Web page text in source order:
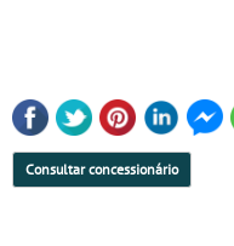
Consultar concessionário